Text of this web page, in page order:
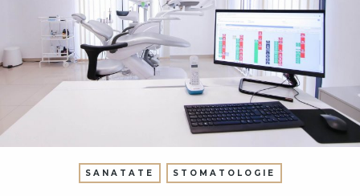
SANATATE STOMATOLOGIE